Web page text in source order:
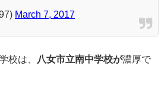
March 7, 2017
校は、 八女市立南中学校が濃厚で